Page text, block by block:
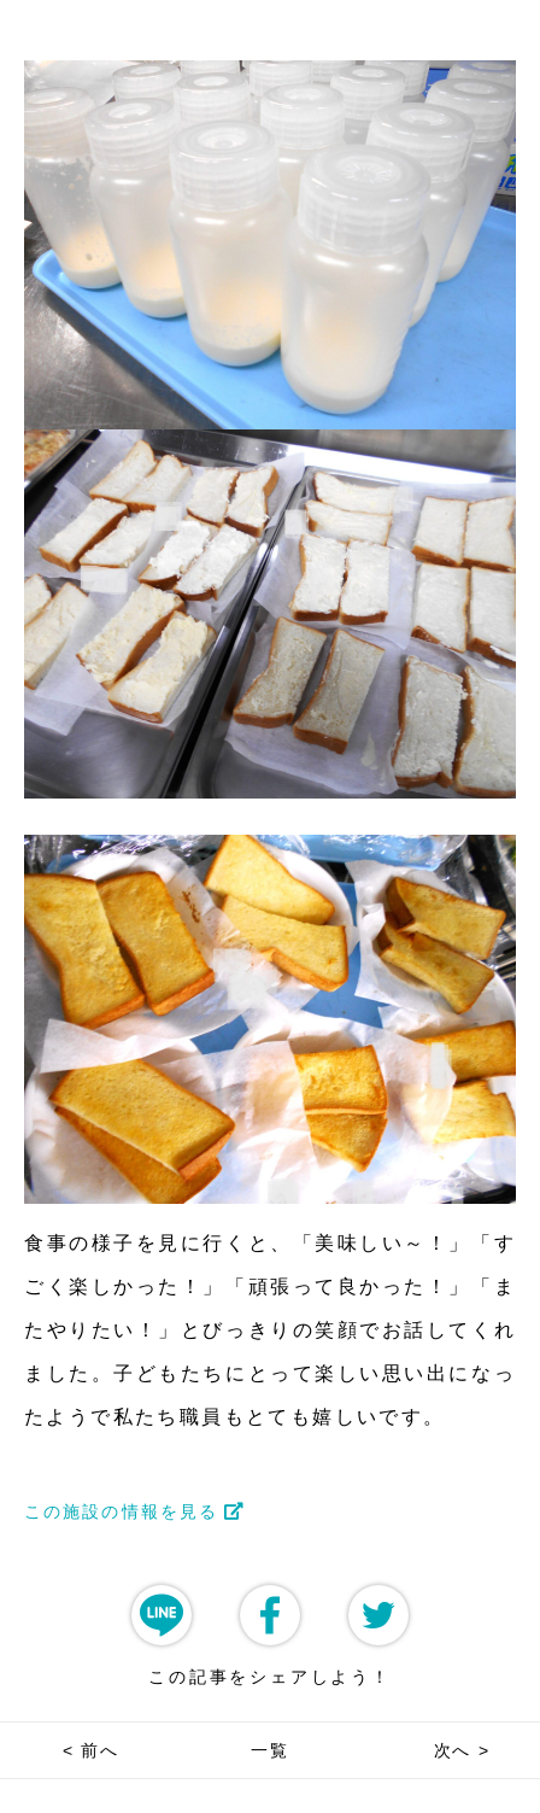
食事の様子を見に行くと、「美味しい～！」「す
ごく楽しかった！」「頑張って良かった！」「ま
たやりたい！」とびっきりの笑顔でお話してくれ
ました。子どもたちにとって楽しい思い出になっ
たようで私たち職員もとても嬉しいです。
この施設の情報を見る
この記事をシェアしよう！
< 前へ 一覧 次へ >